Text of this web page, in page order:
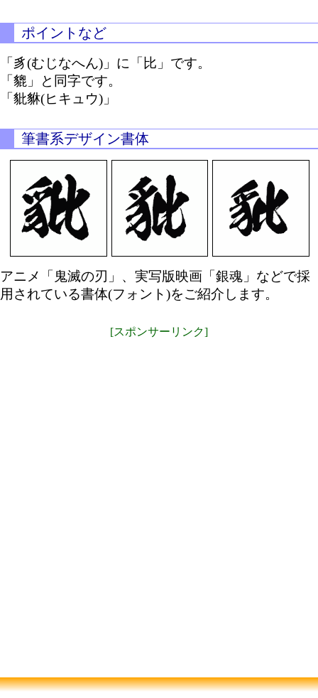
ポイントなど
「豸(むじなへん)」に「比」です。
「貔」と同字です。
「豼貅(ヒキュウ)」
筆書系デザイン書体
アニメ「鬼滅の刃」、実写版映画「銀魂」などで採
用されている書体(フォント)をご紹介します。
[スポンサーリンク]